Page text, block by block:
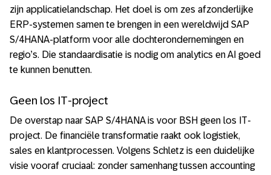
zijn applicatielandschap. Het doel is om zes afzonderlijke
ERP-systemen samen te brengen in een wereldwijd SAP
S/4HANA-platform voor alle dochterondernemingen en
regio’s. Die standaardisatie is nodig om analytics en AI goed
te kunnen benutten.
Geen los IT-project
De overstap naar SAP S/4HANA is voor BSH geen los IT-
project. De financiële transformatie raakt ook logistiek,
sales en klantprocessen. Volgens Schletz is een duidelijke
visie vooraf cruciaal: zonder samenhang tussen accounting